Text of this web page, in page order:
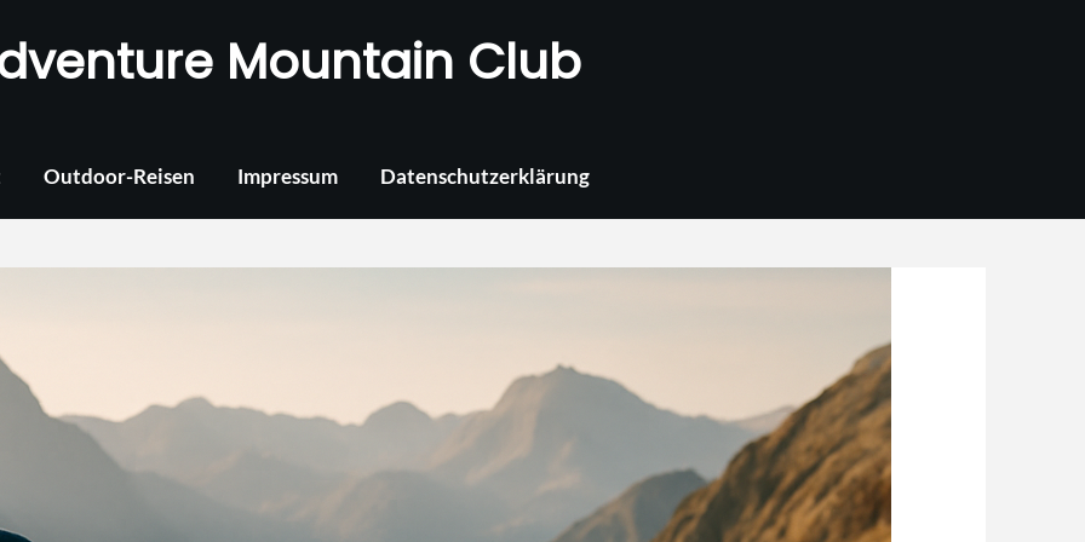
Mountain Club
Outdoor-Reisen Impressum Datenschutzerklärung